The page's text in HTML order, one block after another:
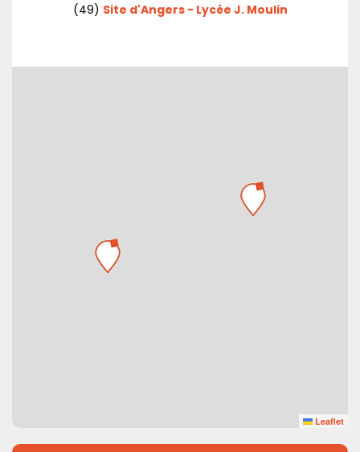
(49) Site d'Angers - Lycée J. Moulin
Leaflet